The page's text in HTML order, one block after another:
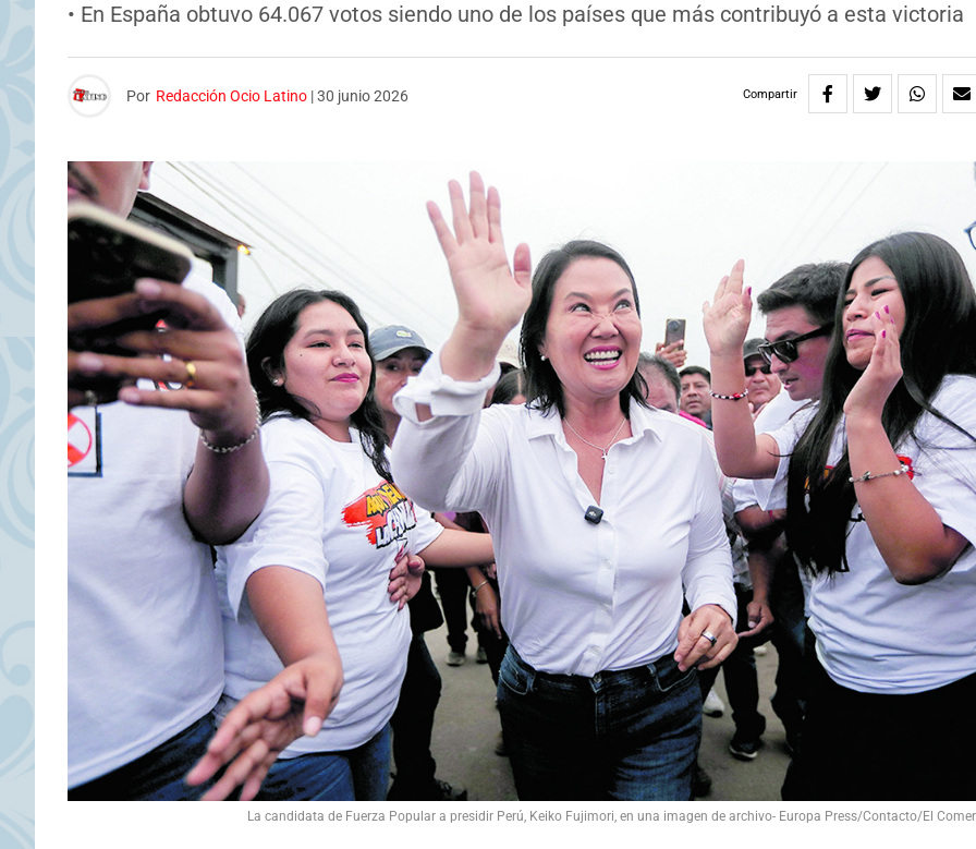
• En España obtuvo 64.067 votos siendo uno de los países que más contribuyó a esta victoria
Por Redacción Ocio Latino |30 junio 2026 Compartir
La candidata de Fuerza Popular a presidir Perú, Keiko Fujimori, en una imagen de archivo- Europa Press/Contacto/El